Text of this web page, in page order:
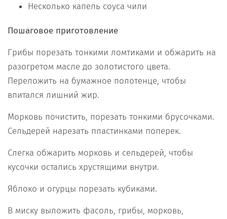
Несколько капель соуса чили
Пошаговое приготовление
Грибы порезать тонкими ломтиками и обжарить на
разогретом масле до золотистого цвета.
Переложить на бумажное полотенце, чтобы
впитался лишний жир.
Морковь почистить, порезать тонкими брусочками.
Сельдерей нарезать пластинками поперек.
Слегка обжарить морковь и сельдерей, чтобы
кусочки остались хрустящими внутри.
Яблоко и огурцы порезать кубиками.
В миску выложить фасоль, грибы, морковь,